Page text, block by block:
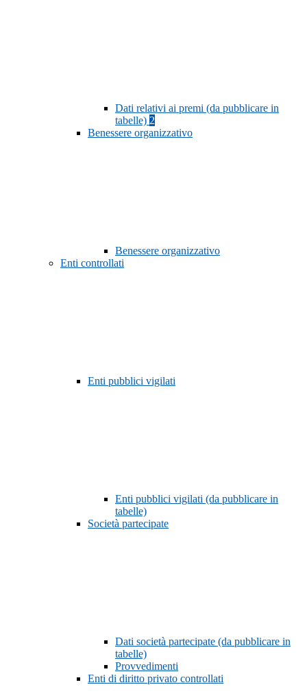
Dati relativi ai premi (da pubblicare in
tabelle) 2
Benessere organizzativo
Benessere organizzativo
Enti controllati
Enti pubblici vigilati
Enti pubblici vigilati (da pubblicare in
tabelle)
Società partecipate
Dati società partecipate (da pubblicare in
tabelle)
Provvedimenti
Enti di diritto privato controllati